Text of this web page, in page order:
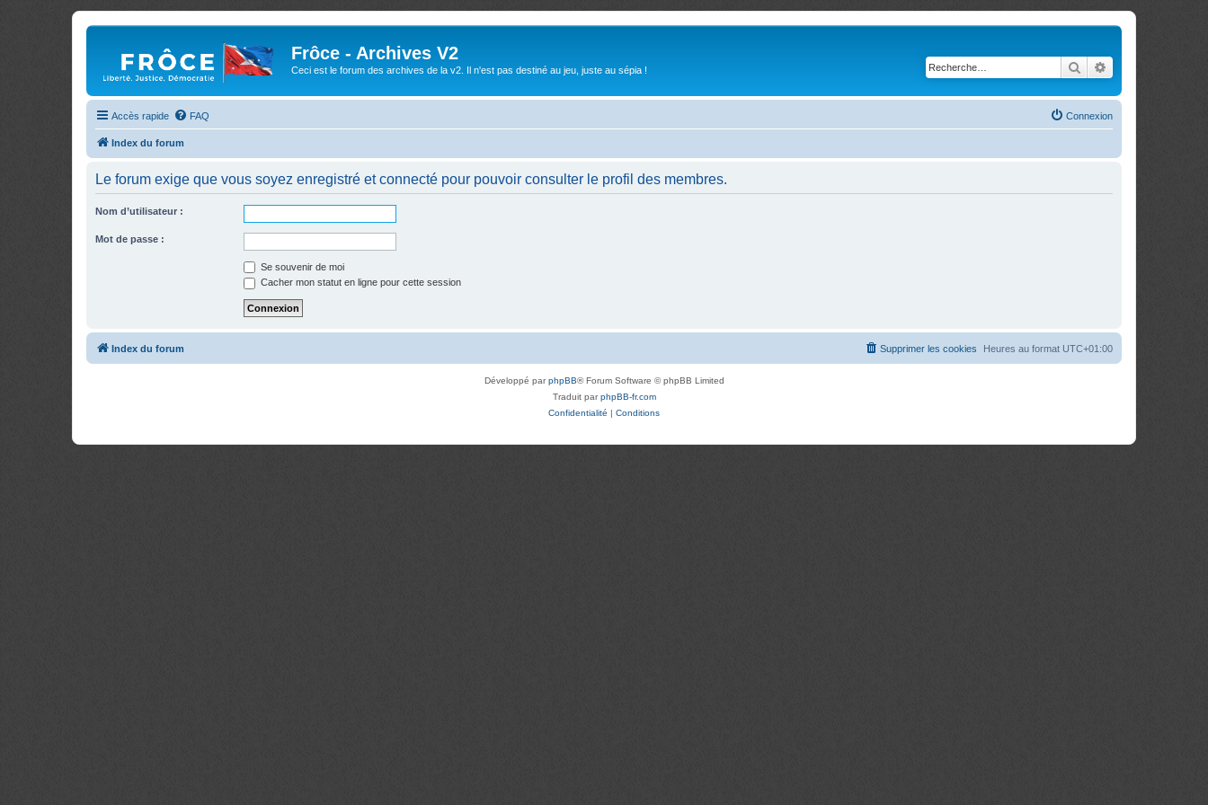
Frôce - Archives V2
Ceci est le forum des archives de la v2. Il n'est pas destiné au jeu, juste au sépia ! Rechercher
Accès rapide FAQ Connexion
Index du forum
Le forum exige que vous soyez enregistré et connecté pour pouvoir consulter le profil des membres.
Nom d’utilisateur :
Mot de passe :
Se souvenir de moi
Cacher mon statut en ligne pour cette session
Index du forum Heures au format UTC+01:00
Supprimer les cookies
Développé parphpBB® Forum Software © phpBB Limited
Traduit parphpBB-fr.com
Confidentialité | Conditions